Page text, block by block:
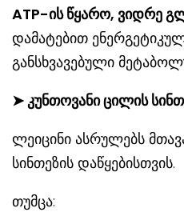
ATP-ის წყარო, ვიდრე
დამატებით
განსხვავებული
➤ კუნთოვანი ცილის
ლეიცინი ასრულებს
სინთეზის დაწყებისთვის.
თუმცა: